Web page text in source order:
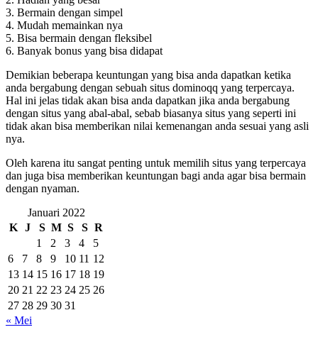
3. Bermain dengan simpel
4. Mudah memainkan nya
5. Bisa bermain dengan fleksibel
6. Banyak bonus yang bisa didapat
Demikian beberapa keuntungan yang bisa anda dapatkan ketika
anda bergabung dengan sebuah situs dominoqq yang terpercaya.
Hal ini jelas tidak akan bisa anda dapatkan jika anda bergabung
dengan situs yang abal-abal, sebab biasanya situs yang seperti ini
tidak akan bisa memberikan nilai kemenangan anda sesuai yang asli
nya.
Oleh karena itu sangat penting untuk memilih situs yang terpercaya
dan juga bisa memberikan keuntungan bagi anda agar bisa bermain
dengan nyaman.
Januari 2022
K J S M S S R
1
2 3 4
5
6
7 8 9 10 11 12
13 14 15 16 17 18 19
20 21 22 23 24 25 26
27 28 29 30 31
« Mei